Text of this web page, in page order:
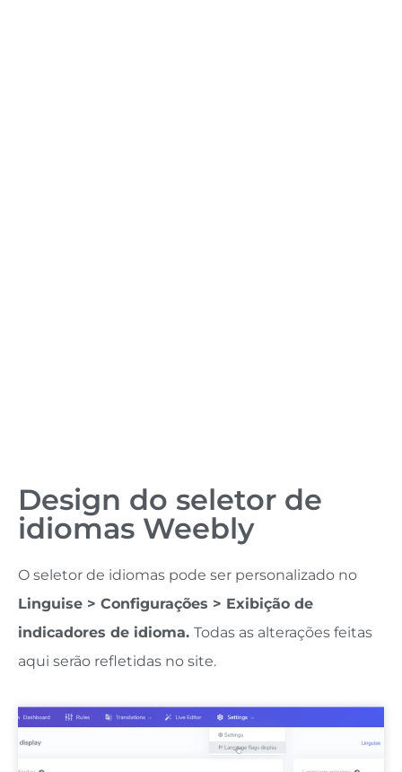
Design do seletor de
idiomas Weebly
O seletor de idiomas pode ser personalizado no
Linguise > Configurações > Exibição de
indicadores de idioma. Todas as alterações feitas
aqui serão refletidas no site.